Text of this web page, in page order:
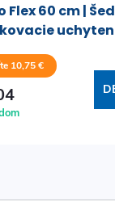
Flex 60 cm |
10,75 €